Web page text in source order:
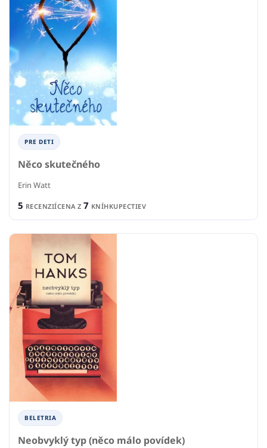
PRE DETI
Něco skutečného
Erin Watt
5 RECENZIÍCENA Z 7 KNÍHKUPECTIEV
BELETRIA
Neobvyklý typ (něco málo povídek)